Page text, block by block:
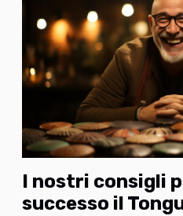
I nostri consigli
successo il